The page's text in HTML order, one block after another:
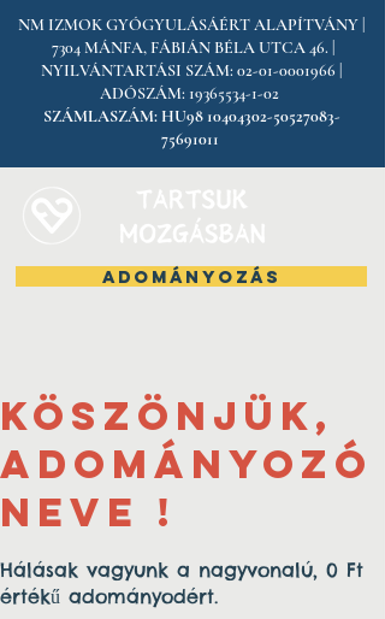
ADOMÁNYOZÁS
NM IZMOK GYÓGYULÁSÁÉRT ALAPÍTVÁNY |
7304 MÁNFA, FÁBIÁN BÉLA UTCA 46. |
NYILVÁNTARTÁSI SZÁM: 02-01-0001966
ADÓSZÁM: 19365534-1-02
SZÁMLASZÁM:HU98 10404302-50527083-
75691011
Köszönjük,
Adományozó
neve !
Hálásak vagyunk a nagyvonalú, 0 Ft
értékű adományodért.